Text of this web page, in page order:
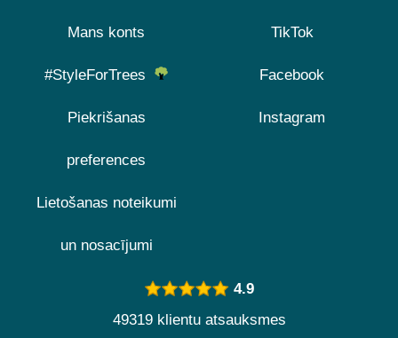
Mans konts
#StyleForTrees
Piekrišanas
preferences
Lietošanas noteikumi
un nosacījumi
TikTok
Facebook
Instagram
4.9
49319 klientu atsauksmes